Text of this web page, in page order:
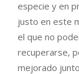
especie y en
justo en este
el que no
recuperarse,
mejorado